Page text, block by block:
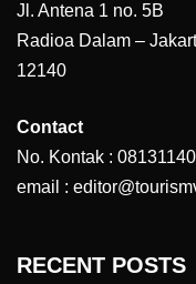
Jl. Antena 1 no. 5B
Radioa Dalam –
12140
Contact
No. Kontak :
email :
RECENT POSTS